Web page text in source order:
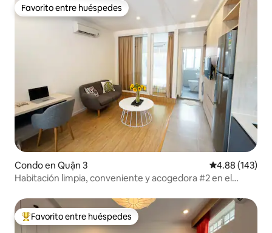
Favorito entre huéspedes
Favorito entre huéspedes
Condo en Quận 3 Calificación
4.88 (143)
Habitación limpia, conveniente y acogedora #2 en el
Favorito entre huéspedes preferido
Favorito entre huéspedes